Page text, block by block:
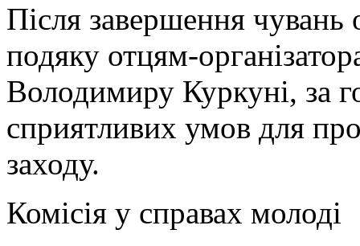
Після завершення
подяку отцям-
Володимиру Куркуні, за
сприятливих умов для
заходу.
Комісія у справах молоді